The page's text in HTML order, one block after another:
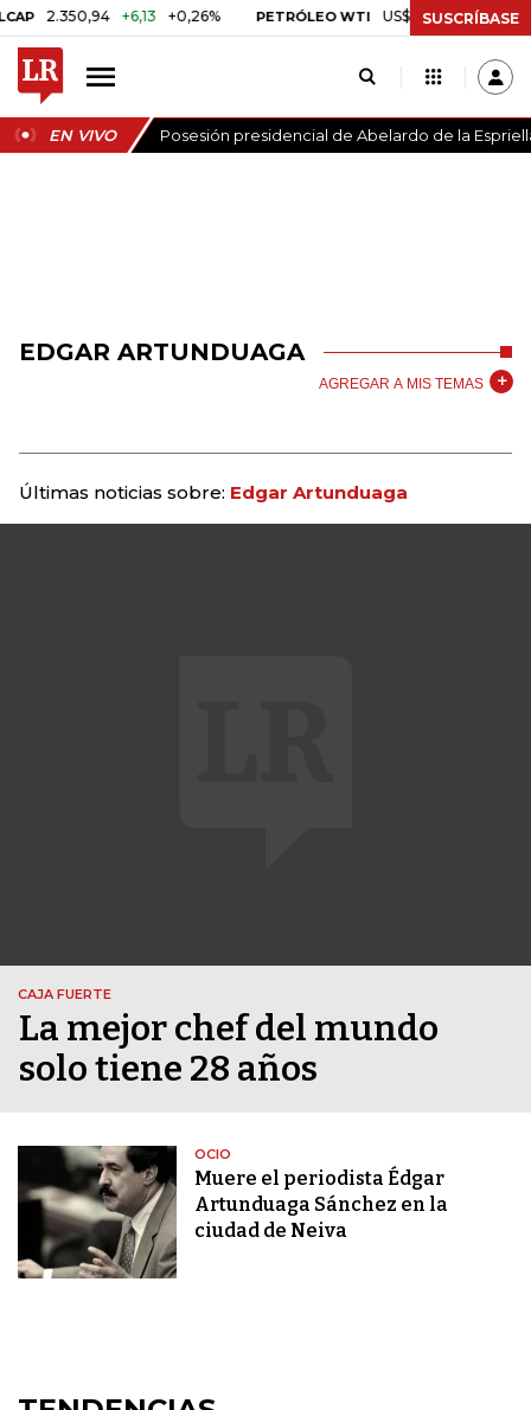
2.350,94 +6,13 +0,26% PETRÓLEO WTI US$ 78,01 US$ 2,92
SUSCRÍBASE
EN VIVO Posesión presidencial de Abelardo de la
EDGAR ARTUNDUAGA
AGREGAR A MIS TEMAS
Últimas noticias sobre: Edgar Artunduaga
CAJA FUERTE
La mejor chef del mundo
solo tiene 28 años
OCIO
Muere el periodista Édgar
Artunduaga Sánchez en la
ciudad de Neiva